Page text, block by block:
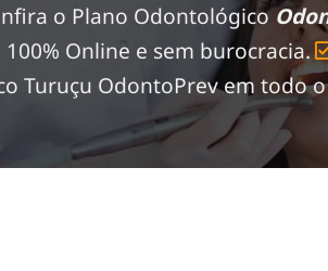
o Plano Odontológico
Online e sem burocracia.
Turuçu OdontoPrev em todo